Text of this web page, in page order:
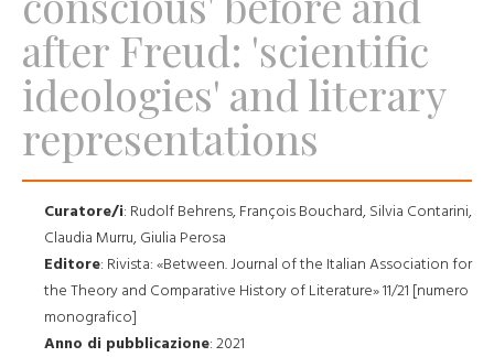
after Freud: 'scientific
ideologies' and literary
representations
Curatore/i: Rudolf Behrens, François Bouchard, Silvia Contarini,
Claudia Murru, Giulia Perosa
Editore: Rivista: «Between. Journal of the Italian Association for
the Theory and Comparative History of Literature» 11/21 [numero
monografico]
Anno di pubblicazione: 2021